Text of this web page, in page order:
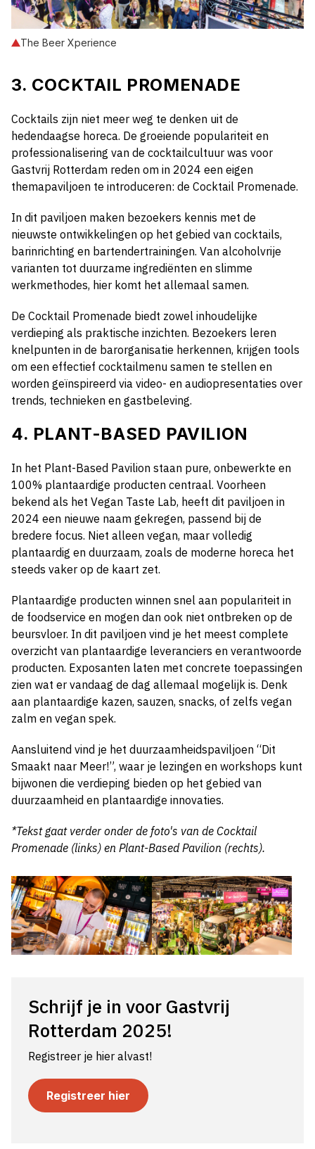
The Beer Xperience
3. COCKTAIL PROMENADE
Cocktails zijn niet meer weg te denken uit de
hedendaagse horeca. De groeiende populariteit en
professionalisering van de cocktailcultuur was voor
Gastvrij Rotterdam reden om in 2024 een eigen
themapaviljoen te introduceren: de Cocktail Promenade.
In dit paviljoen maken bezoekers kennis met de
nieuwste ontwikkelingen op het gebied van cocktails,
barinrichting en bartendertrainingen. Van alcoholvrije
varianten tot duurzame ingrediënten en slimme
werkmethodes, hier komt het allemaal samen.
De Cocktail Promenade biedt zowel inhoudelijke
verdieping als praktische inzichten. Bezoekers leren
knelpunten in de barorganisatie herkennen, krijgen tools
om een effectief cocktailmenu samen te stellen en
worden geïnspireerd via video- en audiopresentaties over
trends, technieken en gastbeleving.
4. PLANT-BASED PAVILION
In het Plant-Based Pavilion staan pure, onbewerkte en
100% plantaardige producten centraal. Voorheen
bekend als het Vegan Taste Lab, heeft dit paviljoen in
2024 een nieuwe naam gekregen, passend bij de
bredere focus. Niet alleen vegan, maar volledig
plantaardig en duurzaam, zoals de moderne horeca het
steeds vaker op de kaart zet.
Plantaardige producten winnen snel aan populariteit in
de foodservice en mogen dan ook niet ontbreken op de
beursvloer. In dit paviljoen vind je het meest complete
overzicht van plantaardige leveranciers en verantwoorde
producten. Exposanten laten met concrete toepassingen
zien wat er vandaag de dag allemaal mogelijk is. Denk
aan plantaardige kazen, sauzen, snacks, of zelfs vegan
zalm en vegan spek.
Aansluitend vind je het duurzaamheidspaviljoen “Dit
Smaakt naar Meer!”, waar je lezingen en workshops kunt
bijwonen die verdieping bieden op het gebied van
duurzaamheid en plantaardige innovaties.
*Tekst gaat verder onder de foto's van de Cocktail
Promenade (links) en Plant-Based Pavilion (rechts).
Schrijf je in voor Gastvrij
Rotterdam 2025!
Registreer je hier alvast!
Registreer hier